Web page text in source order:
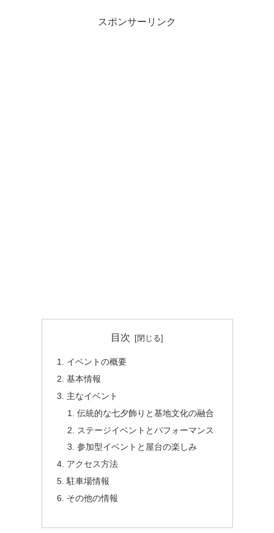
スポンサーリンク
目次
イベントの概要
基本情報
主なイベント
伝統的な七夕飾りと基地文化の融合
ステージイベントとパフォーマンス
参加型イベントと屋台の楽しみ
アクセス方法
駐車場情報
その他の情報